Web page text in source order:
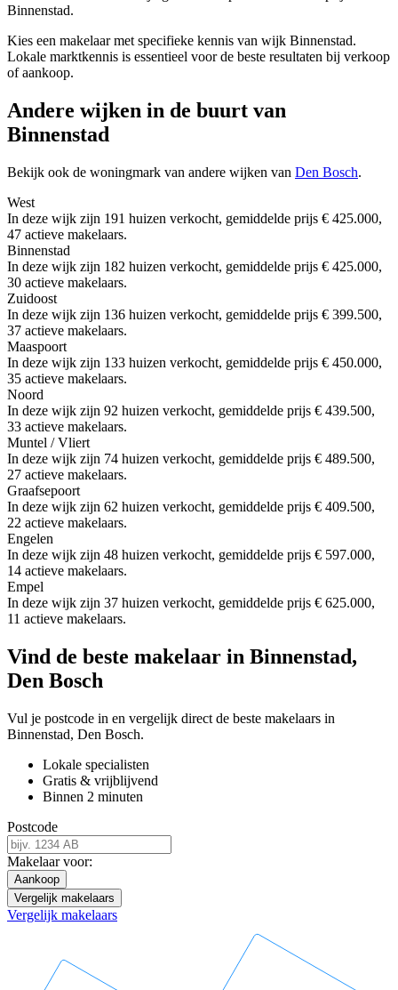
Binnenstad.
Kies een makelaar met specifieke kennis van wijk Binnenstad.
Lokale marktkennis is essentieel voor de beste resultaten bij verkoop
of aankoop.
Andere wijken in de buurt van
Binnenstad
Bekijk ook de woningmark van andere wijken van Den Bosch.
West
In deze wijk zijn 191 huizen verkocht, gemiddelde prijs € 425.000,
47 actieve makelaars.
Binnenstad
In deze wijk zijn 182 huizen verkocht, gemiddelde prijs € 425.000,
30 actieve makelaars.
Zuidoost
In deze wijk zijn 136 huizen verkocht, gemiddelde prijs € 399.500,
37 actieve makelaars.
Maaspoort
In deze wijk zijn 133 huizen verkocht, gemiddelde prijs € 450.000,
35 actieve makelaars.
Noord
In deze wijk zijn 92 huizen verkocht, gemiddelde prijs € 439.500,
33 actieve makelaars.
Muntel / Vliert
In deze wijk zijn 74 huizen verkocht, gemiddelde prijs € 489.500,
27 actieve makelaars.
Graafsepoort
In deze wijk zijn 62 huizen verkocht, gemiddelde prijs € 409.500,
22 actieve makelaars.
Engelen
In deze wijk zijn 48 huizen verkocht, gemiddelde prijs € 597.000,
14 actieve makelaars.
Empel
In deze wijk zijn 37 huizen verkocht, gemiddelde prijs € 625.000,
11 actieve makelaars.
Vind de beste makelaar in Binnenstad,
Den Bosch
Vul je postcode in en vergelijk direct de beste makelaars in
Binnenstad, Den Bosch.
Lokale specialisten
Gratis & vrijblijvend
Binnen 2 minuten
Postcode
Makelaar voor:
Aankoop
Vergelijk makelaars
Vergelijk makelaars